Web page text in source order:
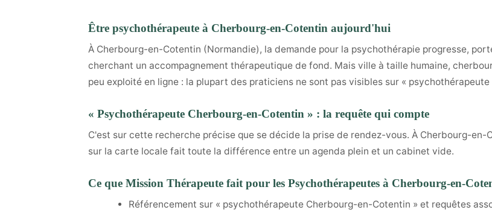
Être psychothérapeute à Cherbourg-en-Cotentin aujourd'hui
À Cherbourg-en-Cotentin (Normandie), la demande pour la psychothérapie progresse,
cherchant un accompagnement thérapeutique de fond. Mais ville à taille humaine,
peu exploité en ligne : la plupart des praticiens ne sont pas visibles sur «
« Psychothérapeute Cherbourg-en-Cotentin » : la requête qui compte
C'est sur cette recherche précise que se décide la prise de rendez-vous. À Cherbourg-
sur la carte locale fait toute la différence entre un agenda plein et un cabinet vide.
Ce que Mission Thérapeute fait pour les Psychothérapeutes à Cherbourg-en-
Référencement sur « psychothérapeute Cherbourg-en-Cotentin » et requêtes